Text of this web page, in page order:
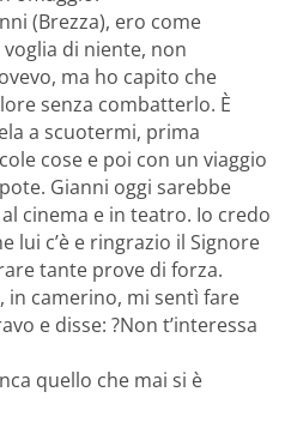
(Brezza), ero come
di niente, non
ma ho capito che
senza combatterlo. È
a scuotermi, prima
cose e poi con un viaggio
Gianni oggi sarebbe
cinema e in teatro. Io credo
lui c’è e ringrazio il Signore
tante prove di forza.
in camerino, mi sentì fare
e disse: ?Non t’interessa
quello che mai si è